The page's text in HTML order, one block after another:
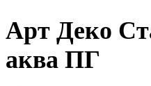
Арт Деко
аква ПГ